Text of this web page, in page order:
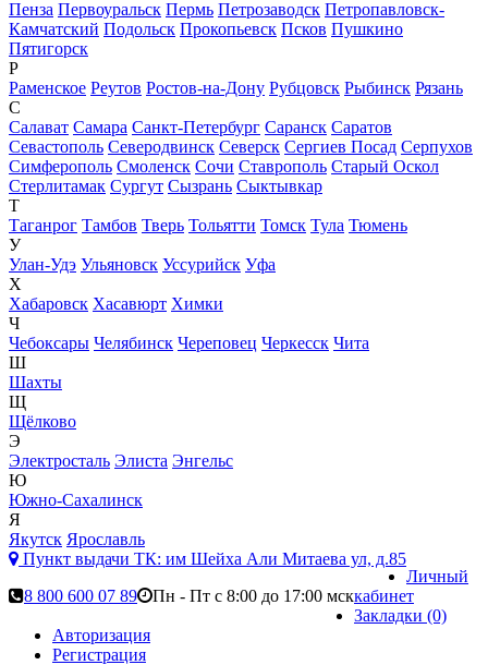
Пенза Первоуральск Пермь Петрозаводск Петропавловск-
Камчатский Подольск Прокопьевск Псков Пушкино
Пятигорск
Р
Раменское Реутов Ростов-на-Дону Рубцовск Рыбинск Рязань
С
Салават Самара Санкт-Петербург Саранск Саратов
Севастополь Северодвинск Северск Сергиев Посад Серпухов
Симферополь Смоленск Сочи Ставрополь Старый Оскол
Стерлитамак Сургут Сызрань Сыктывкар
Т
Таганрог Тамбов Тверь Тольятти Томск Тула Тюмень
У
Улан-Удэ Ульяновск Уссурийск Уфа
Х
Хабаровск Хасавюрт Химки
Ч
Чебоксары Челябинск Череповец Черкесск Чита
Ш
Шахты
Щ
Щёлково
Э
Электросталь Элиста Энгельс
Ю
Южно-Сахалинск
Я
Якутск Ярославль
Пункт выдачи ТК: им Шейха Али Митаева ул, д.85
8 800 600 07 89
Пн - Пт с 8:00 до 17:00 мск
Личный
кабинет
Закладки (0)
Авторизация
Регистрация